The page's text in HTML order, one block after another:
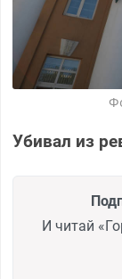
Убивал из
И читай